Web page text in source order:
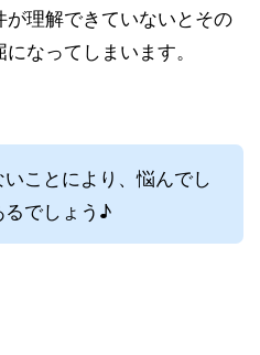
理解できていないとその
なってしまいます。
ことにより、悩んでし
るでしょう♪